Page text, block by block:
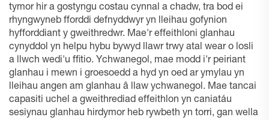
tymor hir a gostyngu costau cynnal a chadw, tra bod ei
rhyngwyneb fforddi defnyddwyr yn lleihau gofynion
hyfforddiant y gweithredwr. Mae'r effeithloni glanhau
cynyddol yn helpu hybu bywyd llawr trwy atal wear o losli
a llwch wedi'u ffitio. Ychwanegol, mae modd i'r peiriant
glanhau i mewn i groesoedd a hyd yn oed ar ymylau yn
lleihau angen am glanhau â llaw ychwanegol. Mae tancai
capasiti uchel a gweithrediad effeithlon yn caniatáu
sesiynau glanhau hirdymor heb rywbeth yn torri, gan wella